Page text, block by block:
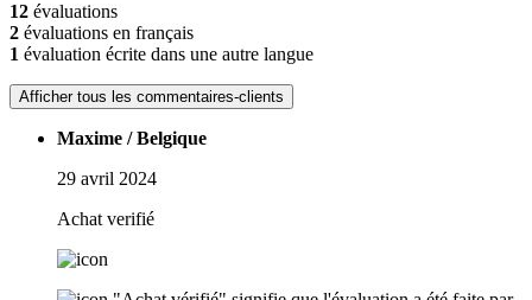
12 évaluations
2 évaluations en français
1 évaluation écrite dans une autre langue
Afficher tous les commentaires-clients
Maxime / Belgique
29 avril 2024
Achat verifié